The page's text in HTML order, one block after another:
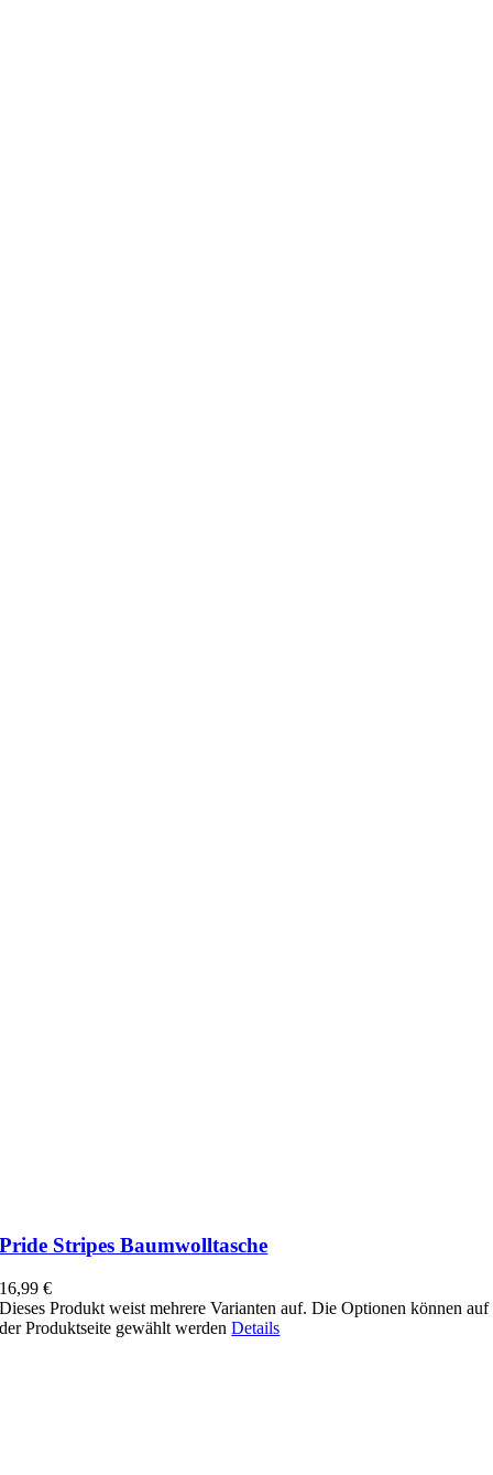
Pride Stripes Baumwolltasche
16,99€
Dieses Produkt weist mehrere Varianten auf. Die Optionen können auf
der Produktseite gewählt werdenDetails